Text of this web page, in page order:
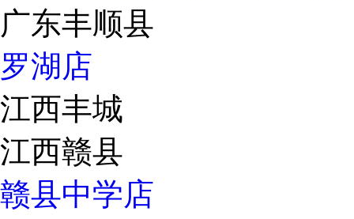
广东丰顺县
罗湖店
江西丰城
江西赣县
赣县中学店